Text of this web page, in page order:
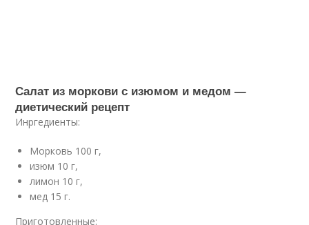
Салат из моркови с изюмом и медом —
диетический рецепт
Инргедиенты:
Морковь 100 г,
изюм 10 г,
лимон 10 г,
мед 15 г.
Приготовленные: